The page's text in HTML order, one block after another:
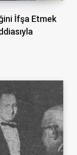
İfşa Etmek